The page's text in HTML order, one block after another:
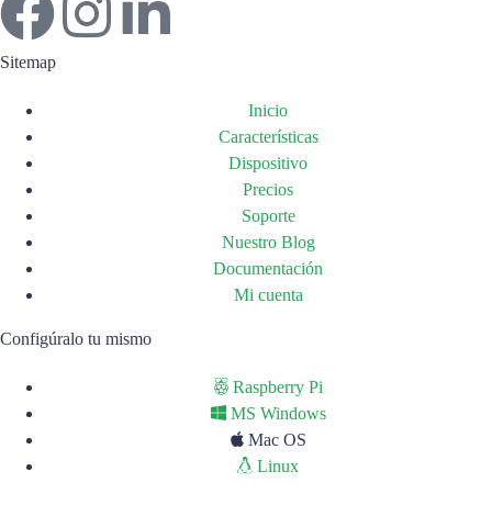
Sitemap
Inicio
Características
Dispositivo
Precios
Soporte
Nuestro Blog
Documentación
Mi cuenta
Configúralo tu mismo
Raspberry Pi
MS Windows
Mac OS
Linux